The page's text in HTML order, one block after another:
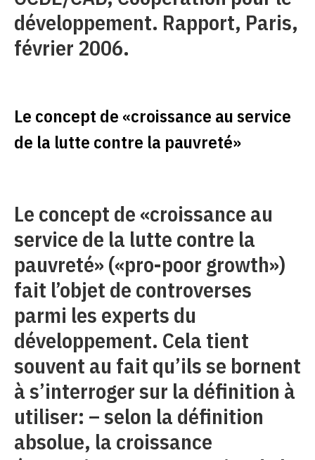
développement. Rapport, Paris,
février 2006.
Le concept de «croissance au service
de la lutte contre la pauvreté»
Le concept de «croissance au
service de la lutte contre la
pauvreté» («pro-poor growth»)
fait l’objet de controverses
parmi les experts du
développement. Cela tient
souvent au fait qu’ils se bornent
à s’interroger sur la définition à
utiliser: – selon la définition
absolue, la croissance